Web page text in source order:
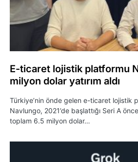
E-ticaret lojistik platformu
milyon dolar yatırım aldı
Türkiye’nin önde gelen e-ticaret lojistik
Navlungo, 2021’de başlattığı Seri A
toplam 6.5 milyon dolar…